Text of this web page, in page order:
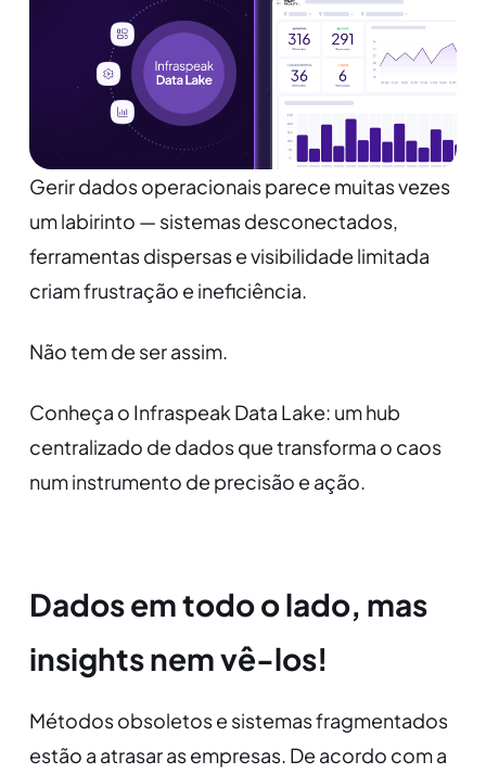
Gerir dados operacionais parece muitas vezes
um labirinto — sistemas desconectados,
ferramentas dispersas e visibilidade limitada
criam frustração e ineficiência.
Não tem de ser assim.
Conheça o Infraspeak Data Lake: um hub
centralizado de dados que transforma o caos
num instrumento de precisão e ação.
Dados em todo o lado, mas
insights nem vê-los!
Métodos obsoletos e sistemas fragmentados
estão a atrasar as empresas. De acordo com a